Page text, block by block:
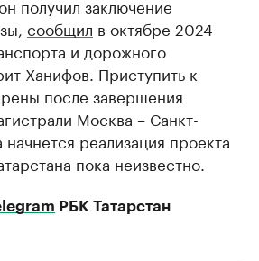
получил заключение
сообщил в октябре 2024
и дорожного
Ханифов. Приступить к
после завершения
Москва – Санкт-
реализация проекта
пока неизвестно.
РБК Татарстан